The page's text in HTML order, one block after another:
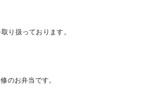
り扱っております。
のお弁当です。